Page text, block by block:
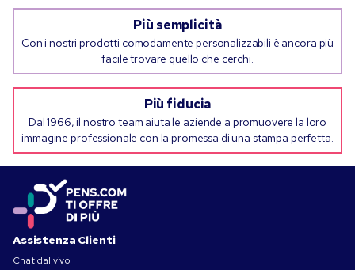
Più semplicità
Con i nostri prodotti comodamente personalizzabili è ancora più
facile trovare quello che cerchi.
Più fiducia
Dal 1966, il nostro team aiuta le aziende a promuovere la loro
immagine professionale con la promessa di una stampa perfetta.
Assistenza Clienti
Chat dal vivo